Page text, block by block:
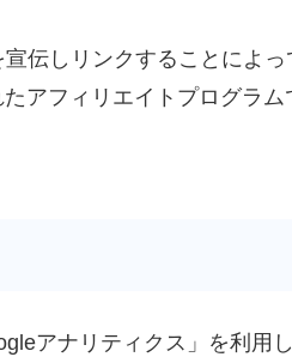
伝しリンクすることによ
アフィリエイトプログラム
アナリティクス」を利用